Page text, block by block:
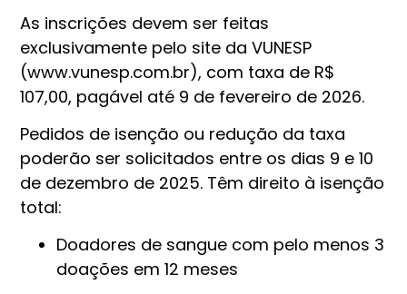
As inscrições devem ser feitas
exclusivamente pelo site da VUNESP
(www.vunesp.com.br), com taxa de R$
107,00, pagável até 9 de fevereiro de 2026.
Pedidos de isenção ou redução da taxa
poderão ser solicitados entre os dias 9 e 10
de dezembro de 2025. Têm direito à isenção
total:
Doadores de sangue com pelo menos 3
doações em 12 meses